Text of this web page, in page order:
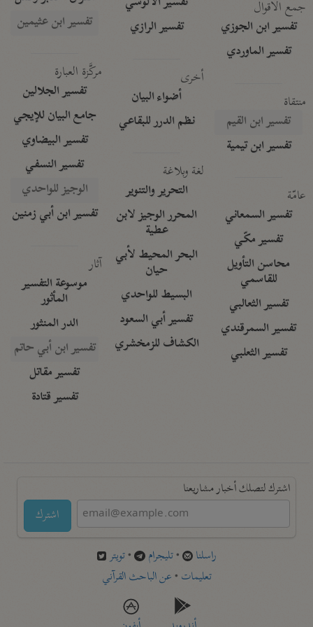
جمع الأقوال
تفسير ابن الجوزي
تفسير الماوردي
منتقاة
تفسير ابن القيم
تفسير ابن تيمية
عامّة
تفسير السمعاني
تفسير مكّي
محاسن التأويل
للقاسمي
تفسير الثعالبي
تفسير السمرقندي
تفسير الثعلبي
تفسير الرازي
أخرى
أضواء البيان
نظم الدرر للبقاعي
لغة وبلاغة
التحرير والتنوير
المحرر الوجيز لابن
عطية
البحر المحيط لأبي
حيان
البسيط للواحدي
تفسير أبي السعود
الكشاف للزمخشري
تفسير ابن عثيمين
مركَّزة العبارة
تفسير الجلالين
جامع البيان للإيجي
تفسير البيضاوي
تفسير النسفي
الوجيز للواحدي
تفسير ابن أبي زمنين
آثار
موسوعة التفسير
المأثور
الدر المنثور
تفسير ابن أبي حاتم
تفسير مقاتل
تفسير قتادة
اشترك لتصلك أخبار مشاريعنا
اشترك
راسلنا •تليجرام •تويتر
تعليمات •عن الباحث القرآني